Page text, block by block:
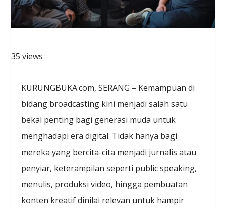
35 views
KURUNGBUKA.com, SERANG – Kemampuan di
bidang broadcasting kini menjadi salah satu
bekal penting bagi generasi muda untuk
menghadapi era digital. Tidak hanya bagi
mereka yang bercita-cita menjadi jurnalis atau
penyiar, keterampilan seperti public speaking,
menulis, produksi video, hingga pembuatan
konten kreatif dinilai relevan untuk hampir